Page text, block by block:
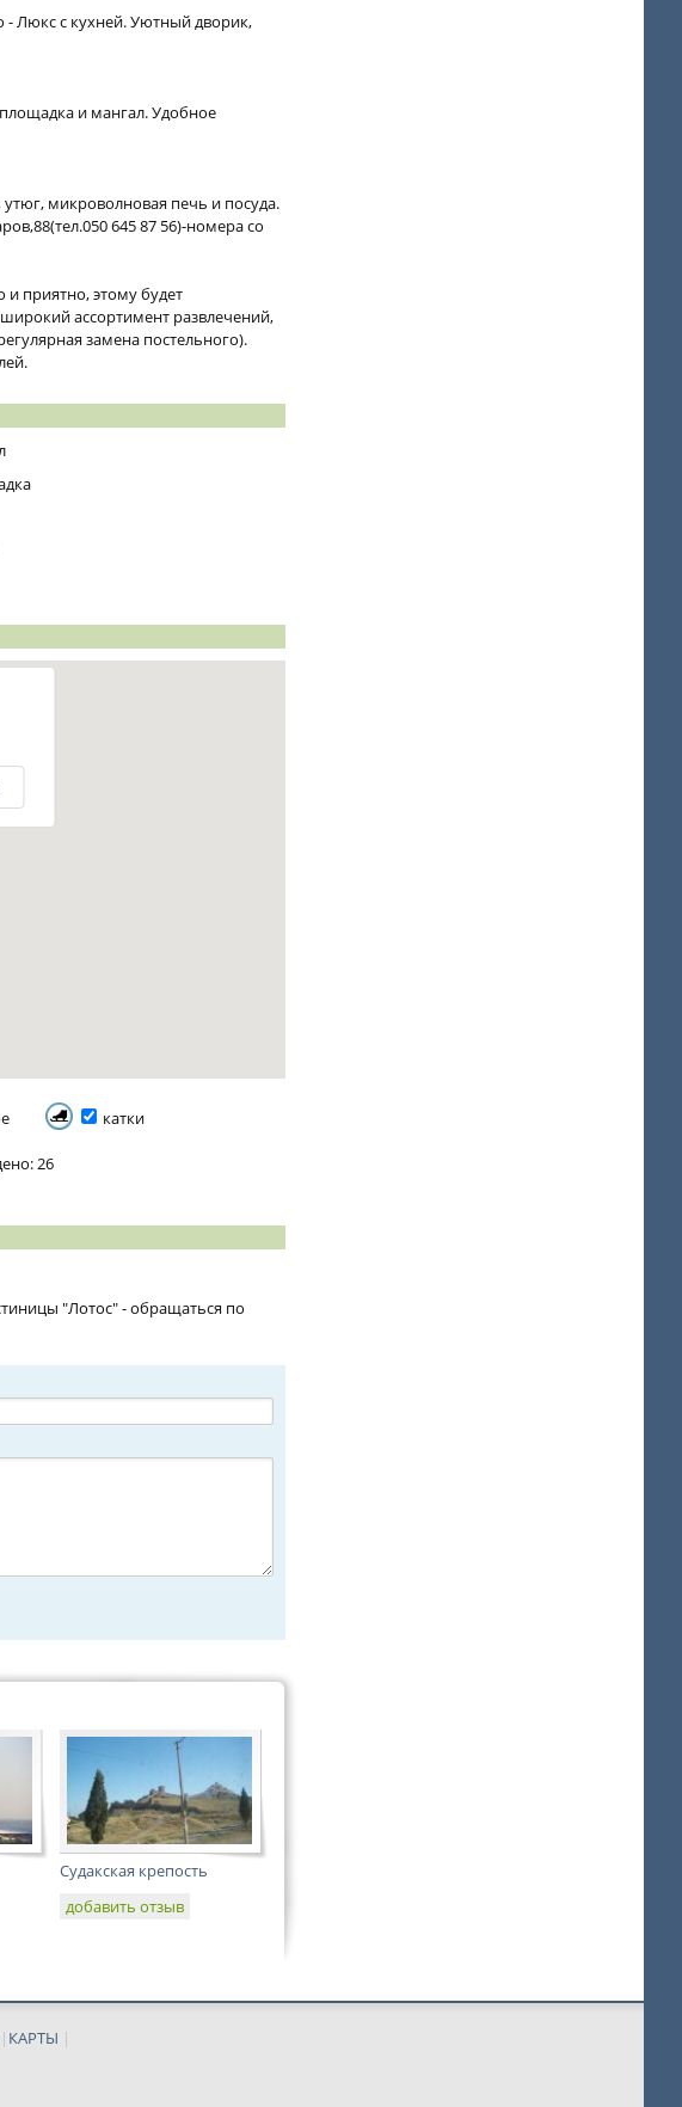
- Люкс с кухней. Уютный дворик,
и мангал. Удобное
микроволновая печь и посуда.
645 87 56)-номера со
приятно, этому будет
ассортимент развлечений,
замена постельного).
катки
26
"Лотос" - обращаться по
Судакская крепость
добавить отзыв
| КАРТЫ |